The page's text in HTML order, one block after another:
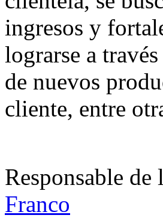
ingresos y
lograrse a
de nuevos
cliente, entre
Franco